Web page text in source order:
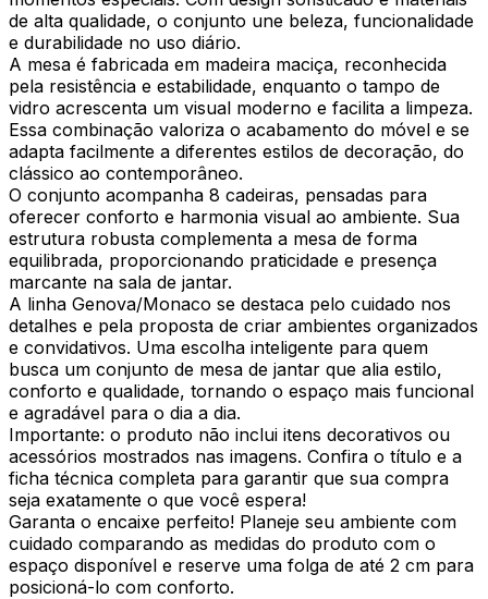
de alta qualidade, o conjunto une beleza, funcionalidade
e durabilidade no uso diário.
A mesa é fabricada em madeira maciça, reconhecida
pela resistência e estabilidade, enquanto o tampo de
vidro acrescenta um visual moderno e facilita a limpeza.
Essa combinação valoriza o acabamento do móvel e se
adapta facilmente a diferentes estilos de decoração, do
clássico ao contemporâneo.
O conjunto acompanha 8 cadeiras, pensadas para
oferecer conforto e harmonia visual ao ambiente. Sua
estrutura robusta complementa a mesa de forma
equilibrada, proporcionando praticidade e presença
marcante na sala de jantar.
A linha Genova/Monaco se destaca pelo cuidado nos
detalhes e pela proposta de criar ambientes organizados
e convidativos. Uma escolha inteligente para quem
busca um conjunto de mesa de jantar que alia estilo,
conforto e qualidade, tornando o espaço mais funcional
e agradável para o dia a dia.
Importante: o produto não inclui itens decorativos ou
acessórios mostrados nas imagens. Confira o título e a
ficha técnica completa para garantir que sua compra
seja exatamente o que você espera!
Garanta o encaixe perfeito! Planeje seu ambiente com
cuidado comparando as medidas do produto com o
espaço disponível e reserve uma folga de até 2 cm para
posicioná-lo com conforto.